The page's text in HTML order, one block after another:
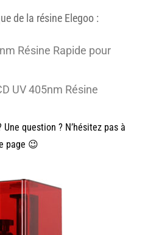
de la résine Elegoo :
Résine Rapide pour
UV 405nm Résine
question ? N’hésitez pas à
page 😉